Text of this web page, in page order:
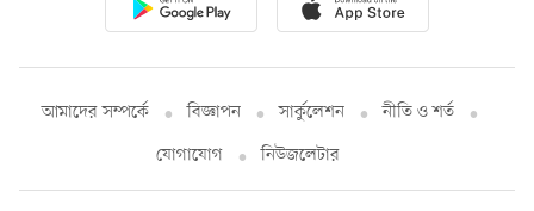
আমাদের সম্পর্কে বিজ্ঞাপন সার্কুলেশন
নীতি ও শর্ত
যোগাযোগ
নিউজলেটার